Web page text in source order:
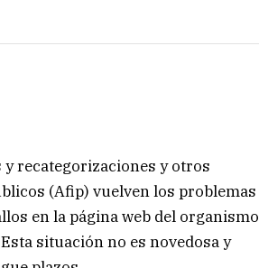
recategorizaciones y otros
(Afip) vuelven los problemas
en la página web del organismo
situación no es novedosa y